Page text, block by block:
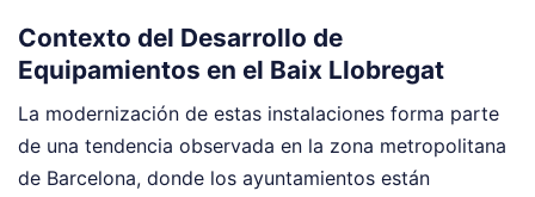
Contexto del Desarrollo de
Equipamientos en el Baix Llobregat
La modernización de estas instalaciones forma parte
de una tendencia observada en la zona metropolitana
de Barcelona, donde los ayuntamientos están